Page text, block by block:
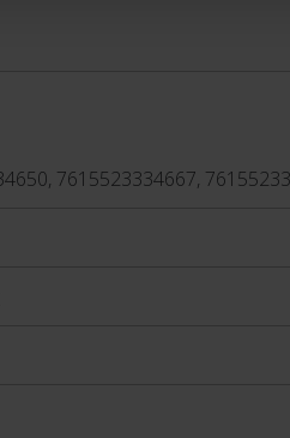
7615523334667,